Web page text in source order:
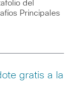
del
Principales
gratis a la